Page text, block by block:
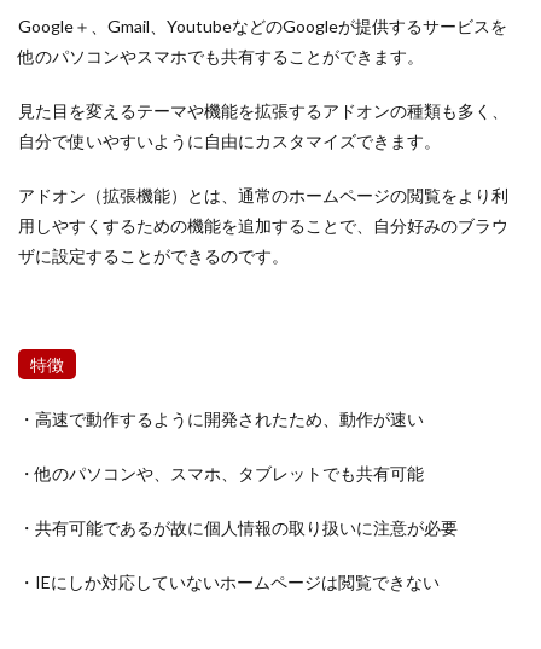
Google＋、Gmail、YoutubeなどのGoogleが提供するサービスを
他のパソコンやスマホでも共有することができます。
見た目を変えるテーマや機能を拡張するアドオンの種類も多く、
自分で使いやすいように自由にカスタマイズできます。
アドオン（拡張機能）とは、通常のホームページの閲覧をより利
用しやすくするための機能を追加することで、自分好みのブラウ
ザに設定することができるのです。
特徴
・高速で動作するように開発されたため、動作が速い
・他のパソコンや、スマホ、タブレットでも共有可能
・共有可能であるが故に個人情報の取り扱いに注意が必要
・IEにしか対応していないホームページは閲覧できない